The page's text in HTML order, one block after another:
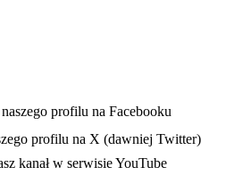
w nowej karcieprofilu na Facebooku
profilu na X (dawniej Twitter)
w nowej karcie
kanał w serwisie YouTube